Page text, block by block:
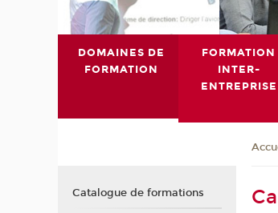
DOMAINES DE
FORMATION
FORMATION
INTER-
ENTREPRISE
Catalogue de formations